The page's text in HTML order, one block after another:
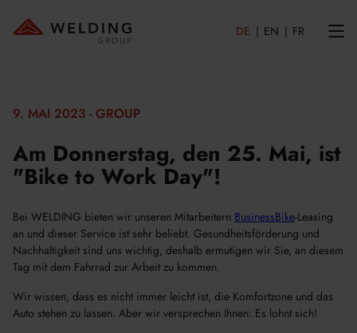
DE EN FR
9. MAI 2023 - GROUP
Am Donnerstag, den 25. Mai, ist
"Bike to Work Day"!
Bei WELDING bieten wir unseren Mitarbeitern BusinessBike-Leasing
an und dieser Service ist sehr beliebt. Gesundheitsförderung und
Nachhaltigkeit sind uns wichtig, deshalb ermutigen wir Sie, an diesem
Tag mit dem Fahrrad zur Arbeit zu kommen.
Wir wissen, dass es nicht immer leicht ist, die Komfortzone und das
Auto stehen zu lassen. Aber wir versprechen Ihnen: Es lohnt sich!